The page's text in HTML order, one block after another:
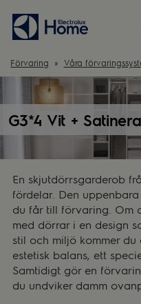
Våra kök
Inspiration
Övrigt
Förvaring
Välja
Övrigt
Vitvaror
Tvätt & Tork
Dammsugare
Hem & Hushåll
Övrigt
Förvaring Våra
G3*4 Vit +
En skjutdörrsgarderob
fördelar. Den
du får till förvaring. Om
med dörrar i en design
stil och miljö kommer
estetisk balans, ett
Samtidigt gör en
du undviker damm